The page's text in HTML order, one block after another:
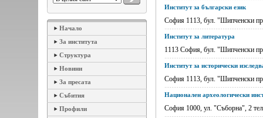
Начало
За института
Структура
Новини
За пресата
Събития
Профили
Институт за български език
София 1113, бул. "Шипченски
Институт за литература
1113 София, бул. "Шипченски
Институт за исторически
София 1113, бул. "Шипченски
Национален археологически
София 1000, ул. "Съборна", 2